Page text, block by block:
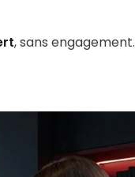
, sans engagement.